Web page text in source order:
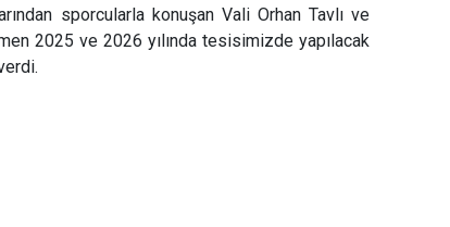
sporcularla konuşan Vali Orhan Tavlı ve
2025 ve 2026 yılında tesisimizde yapılacak